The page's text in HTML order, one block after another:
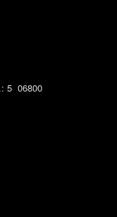
5 06800